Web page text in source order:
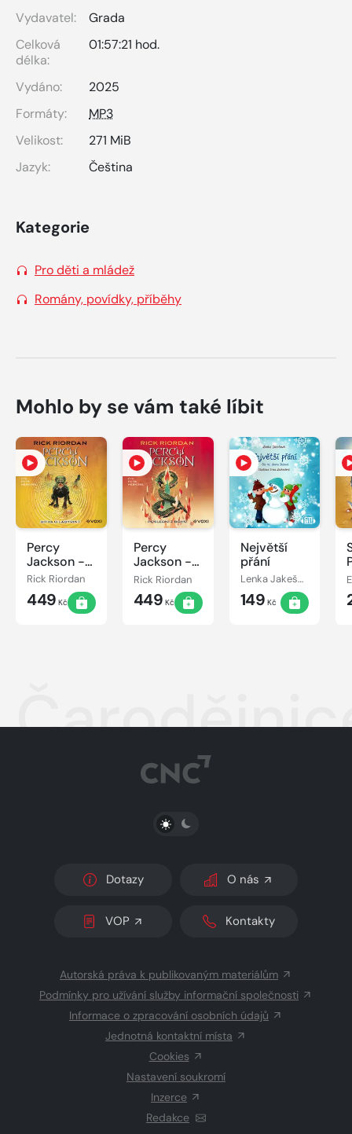
Vydavatel:
Grada
Celková
délka:
01:57:21 hod.
Vydáno:
2025
Formáty:
MP3
Velikost:
271 MiB
Jazyk:
Čeština
Kategorie
Pro děti a mládež
Romány, povídky, příběhy
Mohlo by se vám také líbit
Percy
Jackson -
Bitva o
labyrint
Rick Riordan
449 Kč
Percy
Jackson -
Poslední z
bohů
Rick Riordan
449 Kč
Největší
přání
Lenka Jakešová
149 Kč
PŘEPNOUT SVĚTLÝ/TMAVÝ REŽIM
Dotazy O nás
VOP Kontakty
Autorská práva k publikovaným materiálům
Podmínky pro užívání služby informační společnosti
Informace o zpracování osobních údajů
Jednotná kontaktní místa
Cookies
Nastavení soukromí
Inzerce
Redakce